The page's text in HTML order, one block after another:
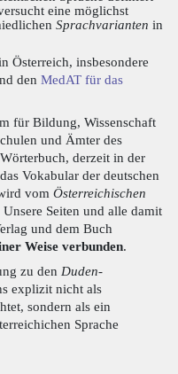
eine möglichst
Sprachvarianten in
Österreich, insbesondere
den MedAT für das
für Bildung, Wissenschaft
und Ämter des
derzeit in der
Vokabular der deutschen
vom Österreichischen
Unsere Seiten und alle damit
und dem Buch
Weise verbunden.
zu den Duden-
explizit nicht als
sondern als ein
Sprache